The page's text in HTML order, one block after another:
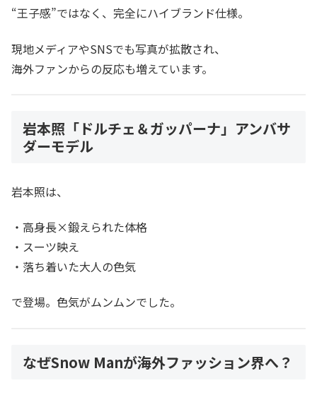
“王子感”ではなく、完全にハイブランド仕様。
現地メディアやSNSでも写真が拡散され、
海外ファンからの反応も増えています。
岩本照「ドルチェ＆ガッパーナ」アンバサ
ダーモデル
岩本照は、
・高身長×鍛えられた体格
・スーツ映え
・落ち着いた大人の色気
で登場。色気がムンムンでした。
なぜSnow Manが海外ファッション界へ？